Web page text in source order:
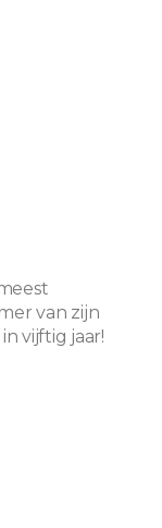
van zijn
vijftig jaar!